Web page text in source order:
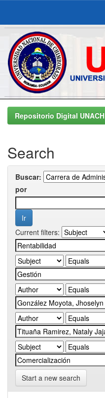
Skip
navigationRepositorio Digital UNACH
Search
Buscar:
por
Current filters:
Start a new search